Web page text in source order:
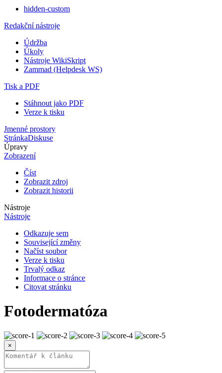
hidden-custom
Redakční nástroje
Údržba
Úkoly
Nástroje WikiSkript
Zammad (Helpdesk WS)
Tisk a PDF
Stáhnout jako PDF
Verze k tisku
Jmenné prostory
StránkaDiskuse
Úpravy
Zobrazení
Číst
Zobrazit zdroj
Zobrazit historii
Nástroje
Nástroje
Odkazuje sem
Související změny
Načíst soubor
Verze k tisku
Trvalý odkaz
Informace o stránce
Citovat stránku
Fotodermatóza
×